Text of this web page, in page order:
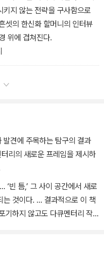
지 않는 전략을 구사함으로
셋의 한신화 할머니의 인터뷰
위에 겹쳐진다.
발견에 주목하는 탐구의 결과
리의 새로운 프레임을 제시하
‘빈 틈,’ 그 사이 공간에서 새로
는 것이다. … 결과적으로 이 책
기하지 않고도 다큐멘터리 작